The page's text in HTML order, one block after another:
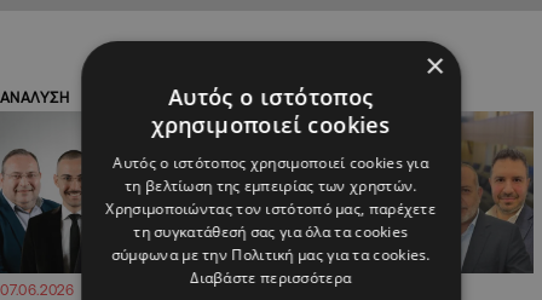
ΑΝΑΛΥΣΗ
07.06.2026
ΑΠΟΨΕΙΣ
31.05.2026
×
Αυτός ο ιστότοπος
χρησιμοποιεί cookies
Αυτός ο ιστότοπος χρησιμοποιεί cookies για
τη βελτίωση της εμπειρίας των χρηστών.
Χρησιμοποιώντας τον ιστότοπό μας, παρέχετε
τη συγκατάθεσή σας για όλα τα cookies
σύμφωνα με την Πολιτική μας για τα cookies.
Διαβάστε περισσότερα